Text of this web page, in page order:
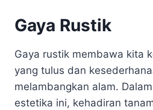
Gaya Rustik
Gaya rustik membawa kita
yang tulus dan
melambangkan alam.
estetika ini, kehadiran